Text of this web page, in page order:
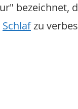
bezeichnet,
Schlafzu